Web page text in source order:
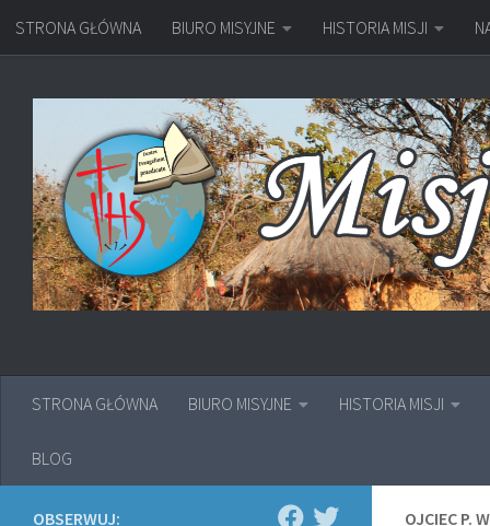
Przejdź do treści
STRONA GŁÓWNA BIURO MISYJNE HISTORIA MISJI
STRONA GŁÓWNA BIURO MISYJNE HISTORIA MISJI
BLOG
OJCIEC P.
OBSERWUJ: